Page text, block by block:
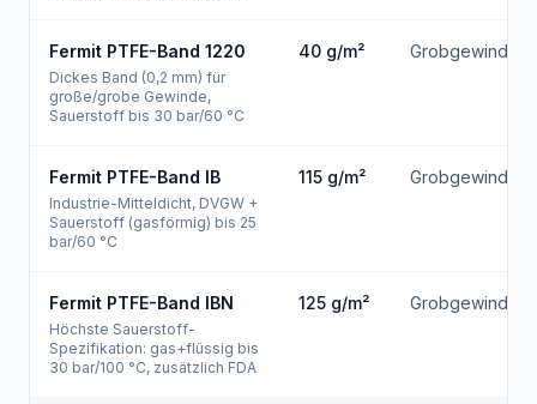
Fermit PTFE-Band 1220
Dickes Band (0,2 mm) für
große/grobe Gewinde,
Sauerstoff bis 30 bar/60 °C
40 g/m² Grobgewinde
Fermit PTFE-Band IB
Industrie-Mitteldicht, DVGW +
Sauerstoff (gasförmig) bis 25
bar/60 °C
115 g/m² Grobgewinde
Fermit PTFE-Band IBN
Höchste Sauerstoff-
Spezifikation: gas+flüssig bis
30 bar/100 °C, zusätzlich FDA
125 g/m² Grobgewinde